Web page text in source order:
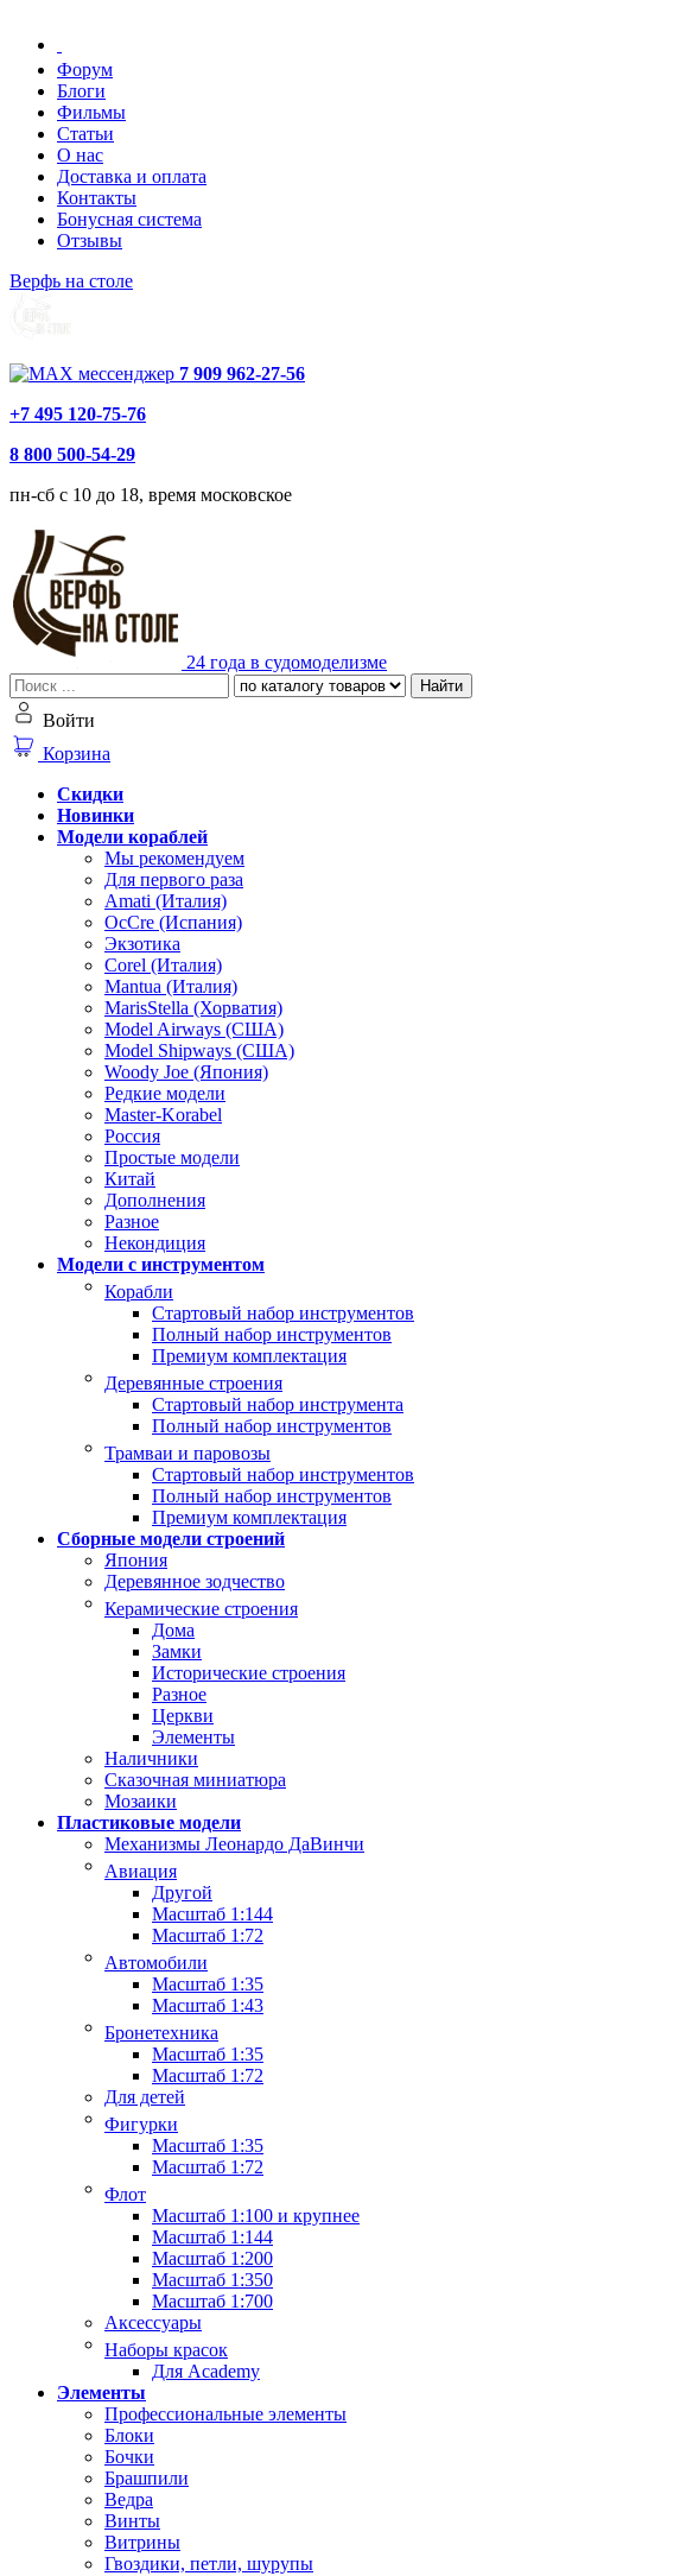
Форум
Блоги
Фильмы
Статьи
О нас
Доставка и оплата
Контакты
Бонусная система
Отзывы
Верфь на столе
7 909 962-27-56
+7 495 120-75-76
8 800 500-54-29
пн-сб с 10 до 18, время московское
24 года в судомоделизме
Найти
Войти
Корзина
Скидки
Новинки
Модели кораблей
Мы рекомендуем
Для первого раза
Amati (Италия)
OcCre (Испания)
Экзотика
Corel (Италия)
Mantua (Италия)
MarisStella (Хорватия)
Model Airways (США)
Model Shipways (США)
Woody Joe (Япония)
Редкие модели
Master-Korabel
Россия
Простые модели
Китай
Дополнения
Разное
Некондиция
Модели с инструментом
Корабли
Стартовый набор инструментов
Полный набор инструментов
Премиум комплектация
Деревянные строения
Стартовый набор инструмента
Полный набор инструментов
Трамваи и паровозы
Стартовый набор инструментов
Полный набор инструментов
Премиум комплектация
Сборные модели строений
Япония
Деревянное зодчество
Керамические строения
Дома
Замки
Исторические строения
Разное
Церкви
Элементы
Наличники
Сказочная миниатюра
Мозаики
Пластиковые модели
Механизмы Леонардо ДаВинчи
Авиация
Другой
Масштаб 1:144
Масштаб 1:72
Автомобили
Масштаб 1:35
Масштаб 1:43
Бронетехника
Масштаб 1:35
Масштаб 1:72
Для детей
Фигурки
Масштаб 1:35
Масштаб 1:72
Флот
Масштаб 1:100 и крупнее
Масштаб 1:144
Масштаб 1:200
Масштаб 1:350
Масштаб 1:700
Аксессуары
Наборы красок
Для Academy
Элементы
Профессиональные элементы
Блоки
Бочки
Брашпили
Ведра
Винты
Витрины
Гвоздики, петли, шурупы